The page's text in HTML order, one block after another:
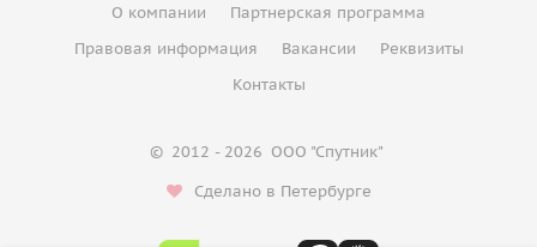
О компании
Партнерская программа
Правовая информация
Вакансии
Реквизиты
Контакты
© 2012 - 2026 ООО "Спутник"
Сделано в Петербурге